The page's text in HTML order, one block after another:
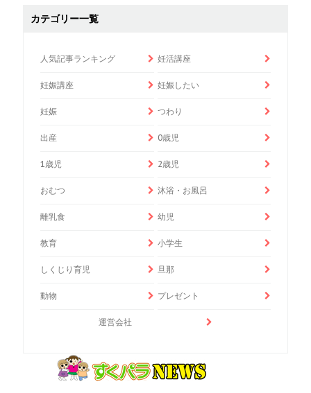
カテゴリー一覧
人気記事ランキング 妊活講座
妊娠講座 妊娠したい
妊娠 つわり
出産 0歳児
1歳児 2歳児
おむつ 沐浴・お風呂
離乳食 幼児
教育 小学生
しくじり育児 旦那
動物 プレゼント
運営会社